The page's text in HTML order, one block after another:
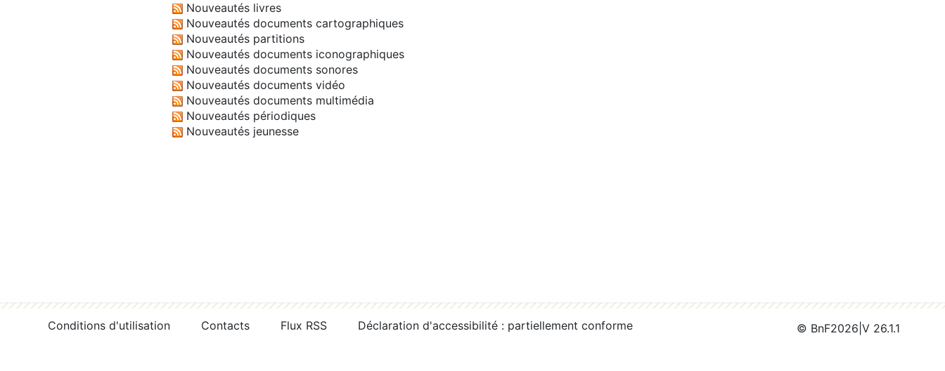
Nouveautés livres
Nouveautés documents cartographiques
Nouveautés partitions
Nouveautés documents iconographiques
Nouveautés documents sonores
Nouveautés documents vidéo
Nouveautés documents multimédia
Nouveautés périodiques
Nouveautés jeunesse
Conditions d'utilisation Contacts Flux RSS Déclaration d'accessibilité : partiellement conforme © BnF2026 V 26.1.1